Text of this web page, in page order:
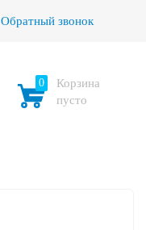
Обратный звонок
Корзина
пусто
0